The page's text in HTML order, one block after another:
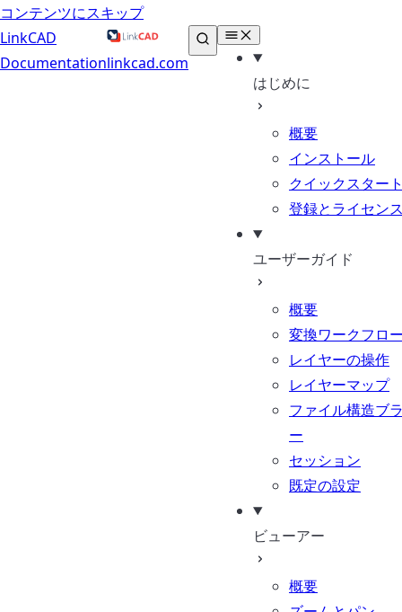
コンテンツにスキップ
LinkCAD
Documentationlinkcad.com
はじめに
概要
インストール
クイックスター
登録とライセン
ユーザーガイド
概要
変換ワークフロ
レイヤーの操作
レイヤーマップ
ファイル構造ブ
ー
セッション
既定の設定
ビューアー
概要